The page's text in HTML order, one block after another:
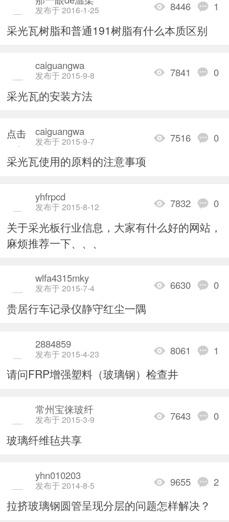
8446 1
发布于 2016-1-25
采光瓦树脂和普通191树脂有什么本质区别
7841 0
caiguangwa
发布于 2015-9-8
采光瓦的安装方法
点击
重新
加载
7516 0
caiguangwa
发布于 2015-9-7
采光瓦使用的原料的注意事项
7832 0
yhfrpcd
发布于 2015-8-12
关于采光板行业信息，大家有什么好的网站，
麻烦推荐一下、、、
6630 0
wlfa4315mky
发布于 2015-7-4
贵居行车记录仪静守红尘一隅
8061 1
2884859
发布于 2015-4-23
请问FRP增强塑料（玻璃钢）检查井
7643 0
常州宝徕玻纤
发布于 2015-3-9
玻璃纤维毡共享
9655 2
yhn010203
发布于 2014-8-5
拉挤玻璃钢圆管呈现分层的问题怎样解决？